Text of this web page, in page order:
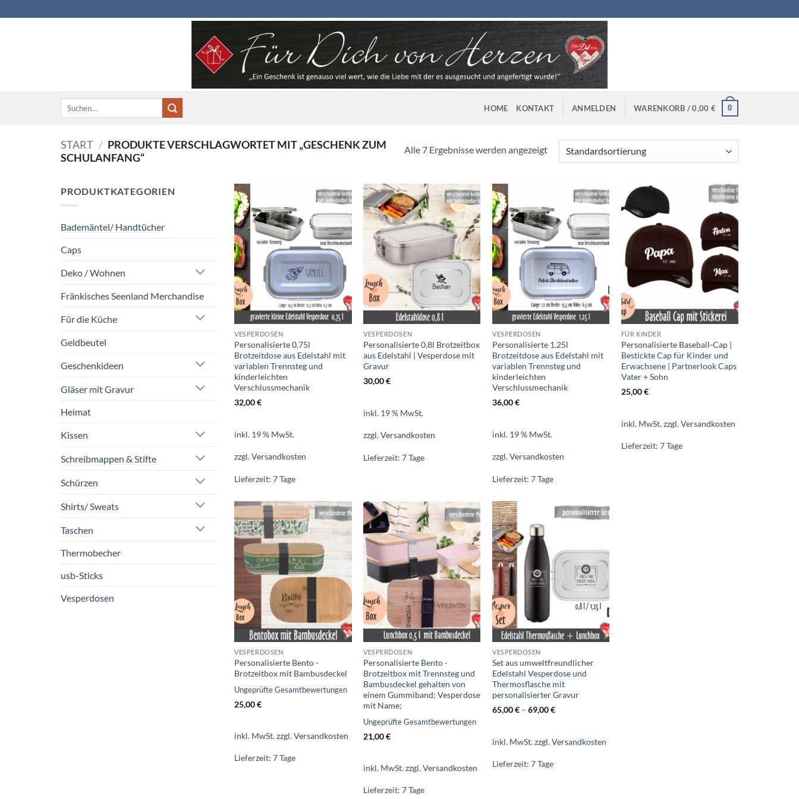
Inhalt
Suchen
HOME KONTAKT ANMELDEN WARENKORB /0,00 € 0
START / PRODUKTE VERSCHLAGWORTET MIT „GESCHENK ZUM
SCHULANFANG“
Alle 7 Ergebnisse werden angezeigt
PRODUKTKATEGORIEN
Bademäntel/ Handtücher
Caps
Deko / Wohnen
Fränkisches Seenland Merchandise
Für die Küche
Geldbeutel
Geschenkideen
Gläser mit Gravur
Heimat
Kissen
Schreibmappen & Stifte
Schürzen
Shirts/ Sweats
Taschen
Thermobecher
usb-Sticks
Vesperdosen
VESPERDOSEN
Personalisierte 0,75l
Brotzeitdose aus Edelstahl mit
variablen Trennsteg und
kinderleichten
Verschlussmechanik
32,00€
inkl. 19 % MwSt.
zzgl.Versandkosten
Lieferzeit:7 Tage
VESPERDOSEN
Personalisierte 0,8l Brotzeitbox
aus Edelstahl | Vesperdose mit
Gravur
30,00€
inkl. 19 % MwSt.
zzgl.Versandkosten
Lieferzeit:7 Tage
VESPERDOSEN
Personalisierte 1,25l
Brotzeitdose aus Edelstahl mit
variablen Trennsteg und
kinderleichten
Verschlussmechanik
36,00€
inkl. 19 % MwSt.
zzgl.Versandkosten
Lieferzeit:7 Tage
FÜR KINDER
Personalisierte Baseball-Cap |
Bestickte Cap für Kinder und
Erwachsene | Partnerlook Caps
Vater + Sohn
25,00€
inkl. MwSt.zzgl.Versandkosten
Lieferzeit: 7 Tage
VESPERDOSEN
Personalisierte Bento -
Brotzeitbox mit Bambusdeckel
Ungeprüfte Gesamtbewertungen
25,00€
inkl. MwSt.zzgl.Versandkosten
Lieferzeit:7 Tage
VESPERDOSEN
Personalisierte Bento -
Brotzeitbox mit Trennsteg und
Bambusdeckel gehalten von
einem Gummiband; Vesperdose
mit Name;
Ungeprüfte Gesamtbewertungen
21,00€
inkl. MwSt.zzgl.Versandkosten
Lieferzeit:7 Tage
VESPERDOSEN
Set aus umweltfreundlicher
Edelstahl Vesperdose und
Thermosflasche mit
personalisierter Gravur
65,00€ –69,00€
inkl. MwSt.zzgl.Versandkosten
Lieferzeit:7 Tage